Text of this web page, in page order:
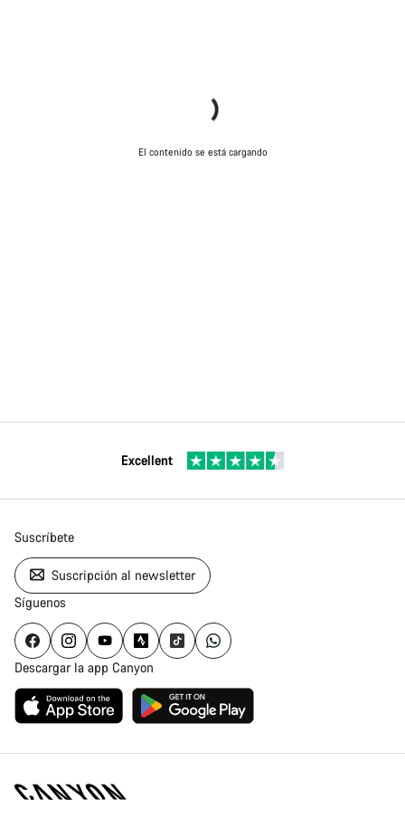
El contenido se está cargando
Excellent
Suscríbete
Suscripción al newsletter
Síguenos
Descargar la app Canyon